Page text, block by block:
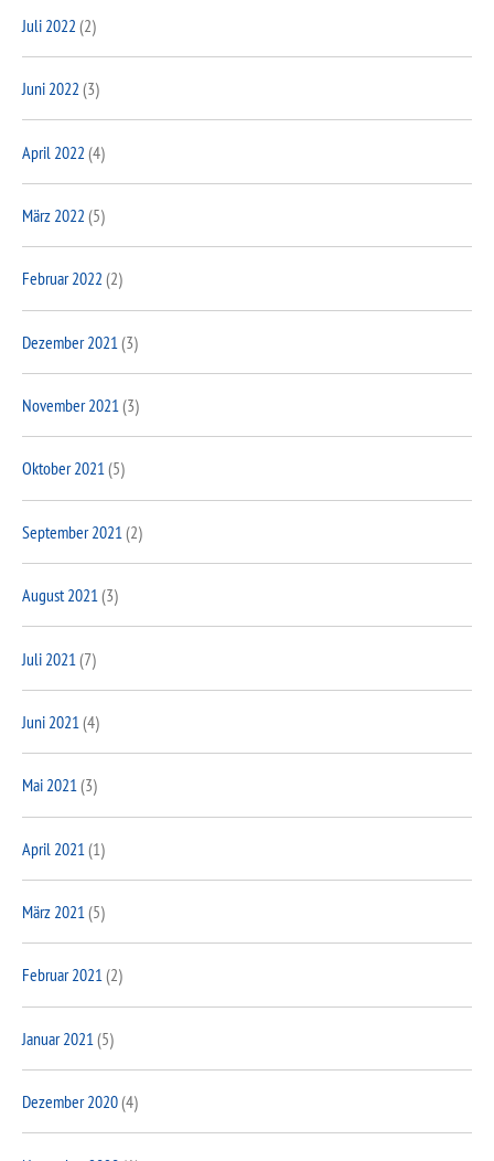
Juli 2022 (2)
Juni 2022 (3)
April 2022 (4)
März 2022 (5)
Februar 2022 (2)
Dezember 2021 (3)
November 2021(3)
Oktober 2021(5)
September 2021 (2)
August 2021(3)
Juli 2021 (7)
Juni 2021 (4)
Mai 2021(3)
April 2021 (1)
März 2021(5)
Februar 2021(2)
Januar 2021 (5)
Dezember 2020(4)